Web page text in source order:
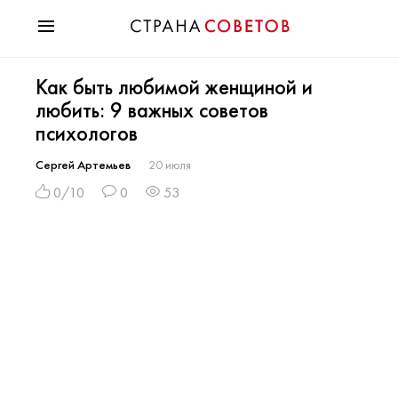
Мода
Звезды
Гороскопы
Здоровье
Психология
Как быть любимой женщиной и
любить: 9 важных советов
психологов
Сергей Артемьев 20 июля
0/10 0 53